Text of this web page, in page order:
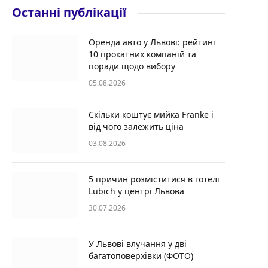
Останні публікації
Оренда авто у Львові: рейтинг
10 прокатних компаній та
поради щодо вибору
05.08.2026
Скільки коштує мийка Franke і
від чого залежить ціна
03.08.2026
5 причин розміститися в готелі
Lubich у центрі Львова
30.07.2026
У Львові влучання у дві
багатоповерхівки (ФОТО)